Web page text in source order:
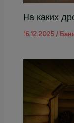
На каких
16.12.2025/